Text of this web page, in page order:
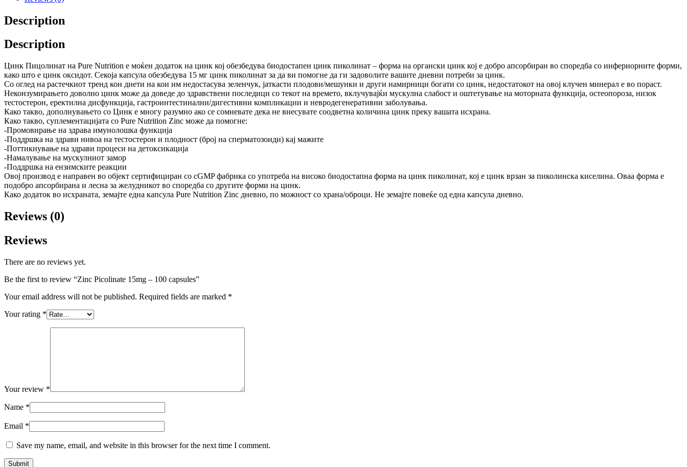
quantity
Description
Description
Цинк Пицолинат на Pure Nutrition е моќен додаток на цинк кој обезбедува биодостапен цинк пиколинат – форма на органски цинк кој е добро апсорбиран во споредба со инфериорните форми,
како што е цинк оксидот. Секоја капсула обезбедува 15 мг цинк пиколинат за да ви помогне да ги задоволите вашите дневни потреби за цинк.
Со оглед на растечкиот тренд кон диети на кои им недостасува зеленчук, јаткасти плодови/мешунки и други намирници богати со цинк, недостатокот на овој клучен минерал е во пораст.
Неконзумирањето доволно цинк може да доведе до здравствени последици со текот на времето, вклучувајќи мускулна слабост и оштетување на моторната функција, остеопороза, низок
тестостерон, еректилна дисфункција, гастроинтестинални/дигестивни компликации и невродегенеративни заболувања.
Како такво, дополнувањето со Цинк е многу разумно ако се сомневате дека не внесувате соодветна количина цинк преку вашата исхрана.
Како такво, суплементацијата со Pure Nutrition Zinc може да помогне:
-Промовирање на здрава имунолошка функција
-Поддршка на здрави нивоа на тестостерон и плодност (број на сперматозоиди) кај мажите
-Поттикнување на здрави процеси на детоксикација
-Намалување на мускулниот замор
-Поддршка на ензимските реакции
Овој производ е направен во објект сертифициран со cGMP фабрика со употреба на високо биодостапна форма на цинк пиколинат, кој е цинк врзан за пиколинска киселина. Оваа форма е
подобро апсорбирана и лесна за желудникот во споредба со другите форми на цинк.
Како додаток во исхраната, земајте една капсула Pure Nutrition Zinc дневно, по можност со храна/оброци. Не земајте повеќе од една капсула дневно.
Reviews (0)
Reviews
There are no reviews yet.
Be the first to review “Zinc Picolinate 15mg – 100 capsules”
Your email address will not be published. Required fields are marked *
Your rating *
Your review *
Name *
Email *
Save my name, email, and website in this browser for the next time I comment.